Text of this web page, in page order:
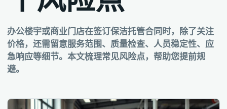
办公楼宇或商业门店在签订保洁托管合同时，除了关注
价格，还需留意服务范围、质量检查、人员稳定性、应
急响应等细节。本文梳理常见风险点，帮助您提前规
避。